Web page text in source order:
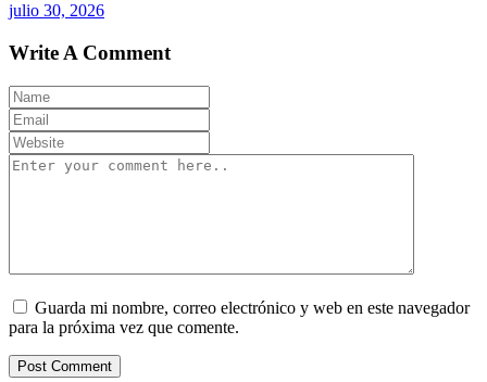
julio 30, 2026
Write A Comment
Guarda mi nombre, correo electrónico y web en este navegador
para la próxima vez que comente.